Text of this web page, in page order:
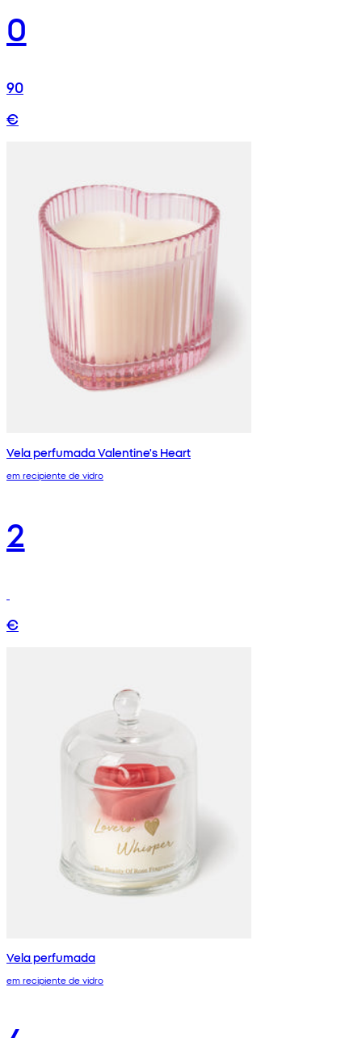
0
90
€
Vela perfumada Valentine's Heart
em recipiente de vidro
2
€
Vela perfumada
em recipiente de vidro